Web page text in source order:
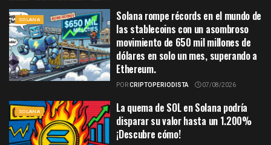
SOLANA
Solana rompe récords en el mundo de
las stablecoins con un asombroso
movimiento de 650 mil millones de
dólares en solo un mes, superando a
Ethereum.
PORCRIPTOPERIODISTA 07/08/2026
SOLANA
La quema de SOL en Solana podría
disparar su valor hasta un 1.200%
¡Descubre cómo!